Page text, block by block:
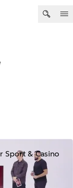
Sport & Casino